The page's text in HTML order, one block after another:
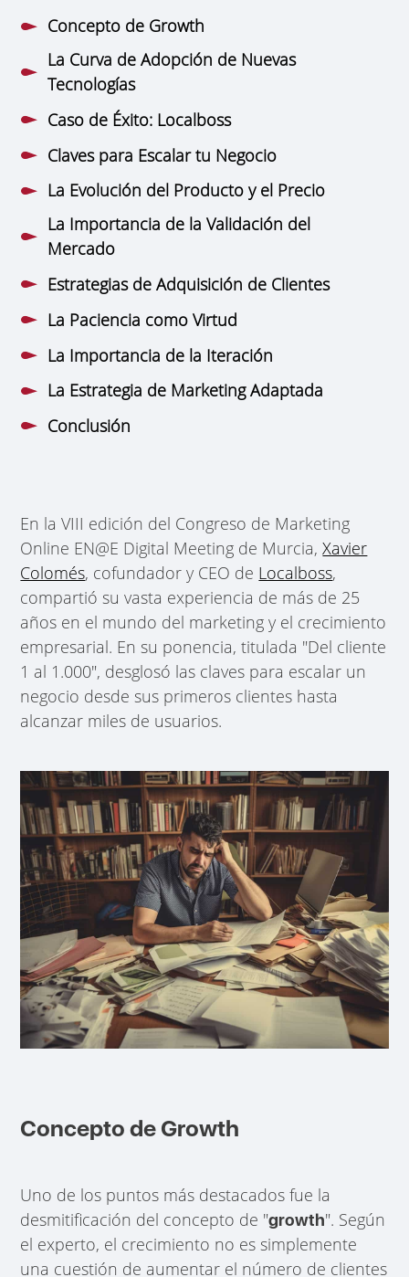
Concepto de Growth
La Curva de Adopción de Nuevas
Tecnologías
Caso de Éxito: Localboss
Claves para Escalar tu Negocio
La Evolución del Producto y el Precio
La Importancia de la Validación del
Mercado
Estrategias de Adquisición de Clientes
La Paciencia como Virtud
La Importancia de la Iteración
La Estrategia de Marketing Adaptada
Conclusión
En la VIII edición del Congreso de Marketing
Online EN@E Digital Meeting de Murcia,Xavier
Colomés, cofundador y CEO de Localboss,
compartió su vasta experiencia de más de 25
años en el mundo del marketing y el crecimiento
empresarial. En su ponencia, titulada "Del cliente
1 al 1.000", desglosó las claves para escalar un
negocio desde sus primeros clientes hasta
alcanzar miles de usuarios.
Concepto de Growth
Uno de los puntos más destacados fue la
desmitificación del concepto de "growth". Según
el experto, el crecimiento no es simplemente
una cuestión de aumentar el número de clientes